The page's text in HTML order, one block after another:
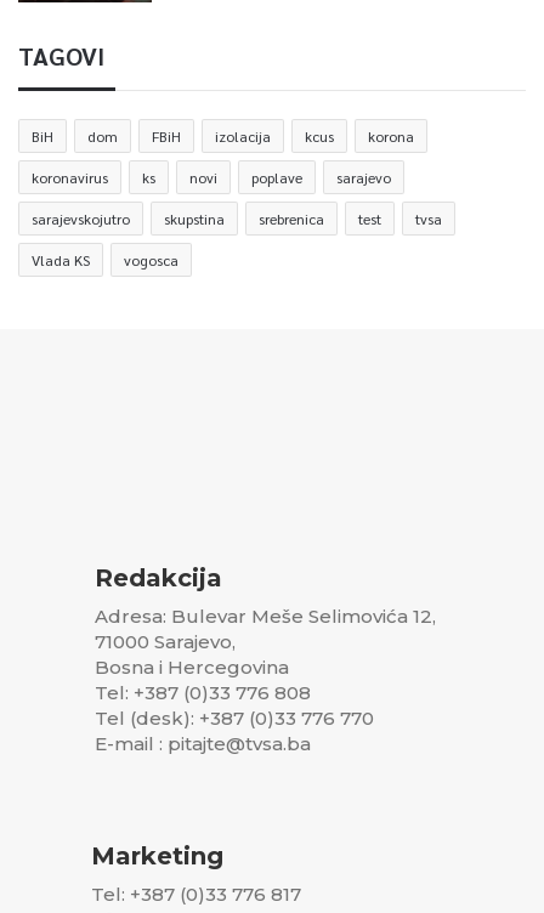
TAGOVI
BiH dom FBiH izolacija kcus korona
koronavirus ks novi poplave sarajevo
sarajevskojutro skupstina srebrenica test tvsa
Vlada KS vogosca
Redakcija
Adresa: Bulevar Meše Selimovića 12,
71000 Sarajevo,
Bosna i Hercegovina
Tel: +387 (0)33 776 808
Tel (desk): +387 (0)33 776 770
E-mail : pitajte@tvsa.ba
Marketing
Tel: +387 (0)33 776 817